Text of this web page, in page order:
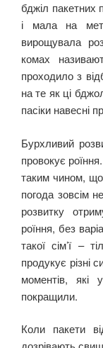
бджіл пакетних
і мала на
вирощувала
комах
проходило з
на те як ці
пасіки навесні
Бурхливий
провокує
таким чином,
погода зовсім
розвитку
роїння, без
такої сім’ї –
продукує різні
моментів, які
покращили.
Коли пакети